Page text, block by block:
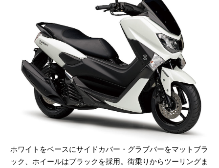
ホワイトをベースにサイドカバー・グラブバーをマットブラ
ック、ホイールはブラックを採用。街乗りからツーリングま